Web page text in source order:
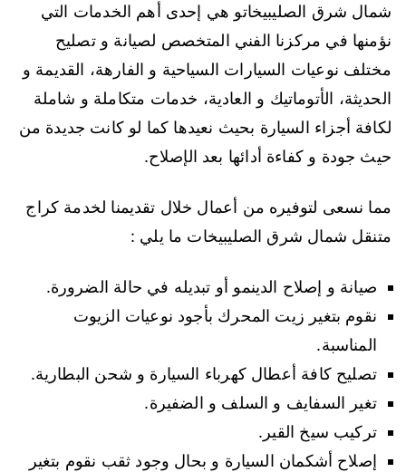
شمال شرق الصليبيخاتو هي إحدى أهم الخدمات التي
نؤمنها في مركزنا الفني المتخصص لصيانة و تصليح
مختلف نوعيات السيارات السياحية و الفارهة، القديمة و
الحديثة، الأتوماتيك و العادية، خدمات متكاملة و شاملة
لكافة أجزاء السيارة بحيث نعيدها كما لو كانت جديدة من
حيث جودة و كفاءة أدائها بعد الإصلاح.
مما نسعى لتوفيره من أعمال خلال تقديمنا لخدمة كراج
متنقل شمال شرق الصليبيخات ما يلي :
صيانة و إصلاح الدينمو أو تبديله في حالة الضرورة.
نقوم بتغير زيت المحرك بأجود نوعيات الزيوت
المناسبة.
تصليح كافة أعطال كهرباء السيارة و شحن البطارية.
تغير السفايف و السلف و الضفيرة.
تركيب سيخ القير.
إصلاح أشكمان السيارة و بحال وجود ثقب نقوم بتغير